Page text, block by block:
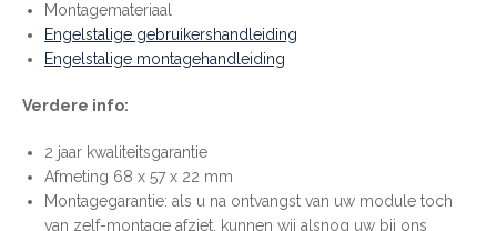
Montagemateriaal
Engelstalige gebruikershandleiding
Engelstalige montagehandleiding
Verdere info:
2 jaar kwaliteitsgarantie
Afmeting 68 x 57 x 22 mm
Montagegarantie: als u na ontvangst van uw module toch
van zelf-montage afziet, kunnen wij alsnog uw bij ons